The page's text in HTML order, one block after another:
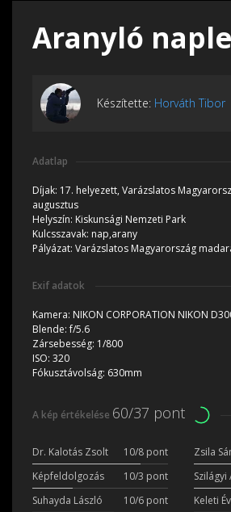
Aranyló
Készítette: Horváth Tibor
Adatlap
Díjak: 17. helyezett, Varázslatos
augusztus
Helyszín: Kiskunsági Nemzeti Park
Kulcsszavak: nap,arany
Pályázat: Varázslatos Magyarország
Exif adatok
Kamera: NIKON CORPORATION NIKON
Blende:f/5.6
Zársebesség: 1/800
ISO: 320
Fókusztávolság: 630mm
A kép értékelése 60/37 pont
Dr. Kalotás Zsolt 10/8 pont Zsila
Képfeldolgozás
10/3 pont Szilágyi
Suhayda László
10/6 pont Keleti